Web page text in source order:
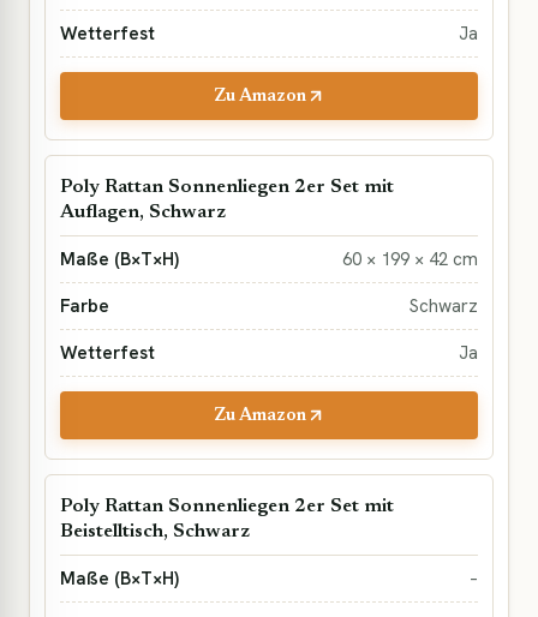
Ja
Zu Amazon
Poly Rattan Sonnenliegen 2er Set mit
Auflagen, Schwarz
60 × 199 × 42 cm
Schwarz
Ja
Zu Amazon
Poly Rattan Sonnenliegen 2er Set mit
Beistelltisch, Schwarz
–